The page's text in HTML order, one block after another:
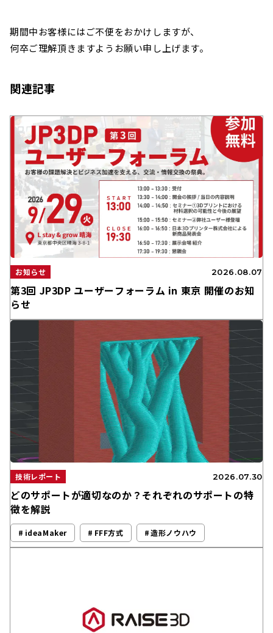
期間中お客様にはご不便をおかけしますが、
何卒ご理解頂きますようお願い申し上げます。
関連記事
お知らせ 2026.08.07
第3回 JP3DP ユーザーフォーラム in 東京 開催のお知
らせ
技術レポート 2026.07.30
どのサポートが適切なのか？それぞれのサポートの特
徴を解説
ideaMaker FFF方式 造形ノウハウ